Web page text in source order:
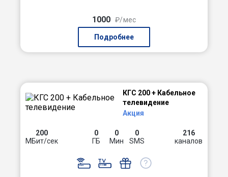
1000 ₽/мес
Подробнее
КГС 200 + Кабельное
телевидение
Акция
200
МБит/сек
0
ГБ
0
Мин
0
SMS
216
каналов